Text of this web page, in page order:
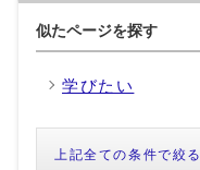
似たページを探す
学びたい
上記全ての条件で絞る